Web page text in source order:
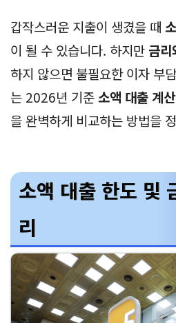
갑작스러운 지출이 생겼을 때
이 될 수 있습니다. 하지만 금리
하지 않으면 불필요한 이자 부
는 2026년 기준소액 대출 계
을 완벽하게 비교하는 방법을
소액 대출 한도 및
리